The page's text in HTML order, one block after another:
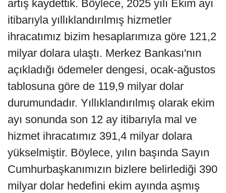
artış kaydettik. Böylece, 2025 yılı Ekim ayı
itibarıyla yıllıklandırılmış hizmetler
ihracatımız bizim hesaplarımıza göre 121,2
milyar dolara ulaştı. Merkez Bankası'nın
açıkladığı ödemeler dengesi, ocak-ağustos
tablosuna göre de 119,9 milyar dolar
durumundadır. Yıllıklandırılmış olarak ekim
ayı sonunda son 12 ay itibarıyla mal ve
hizmet ihracatımız 391,4 milyar dolara
yükselmiştir. Böylece, yılın başında Sayın
Cumhurbaşkanımızın bizlere belirlediği 390
milyar dolar hedefini ekim ayında aşmış